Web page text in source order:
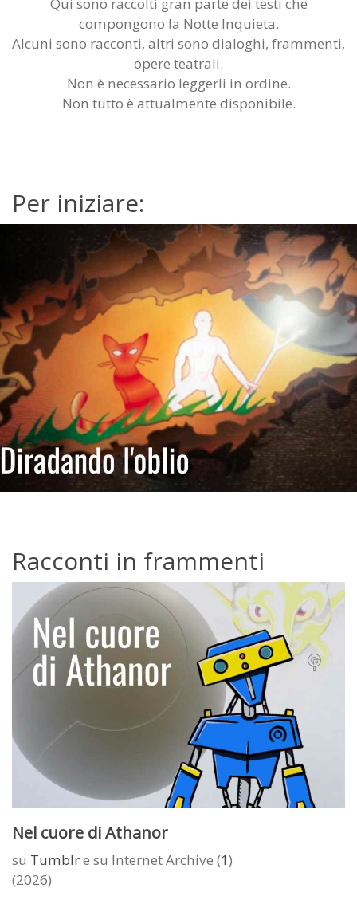
compongono la Notte Inquieta.
Alcuni sono racconti, altri sono dialoghi, frammenti,
opere teatrali.
Non è necessario leggerli in ordine.
Non tutto è attualmente disponibile.
Per iniziare:
Racconti in frammenti
Nel cuore di Athanor
su Tumblre su Internet Archive (1)
(2026)